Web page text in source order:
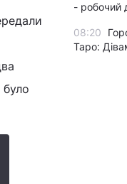
було
- робочий
08:20
Таро: